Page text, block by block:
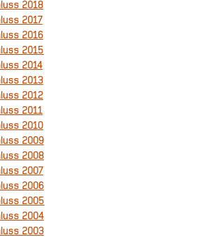
2018
2017
2016
2015
2014
2013
2012
2011
2010
2009
2008
2007
2006
2005
2004
2003